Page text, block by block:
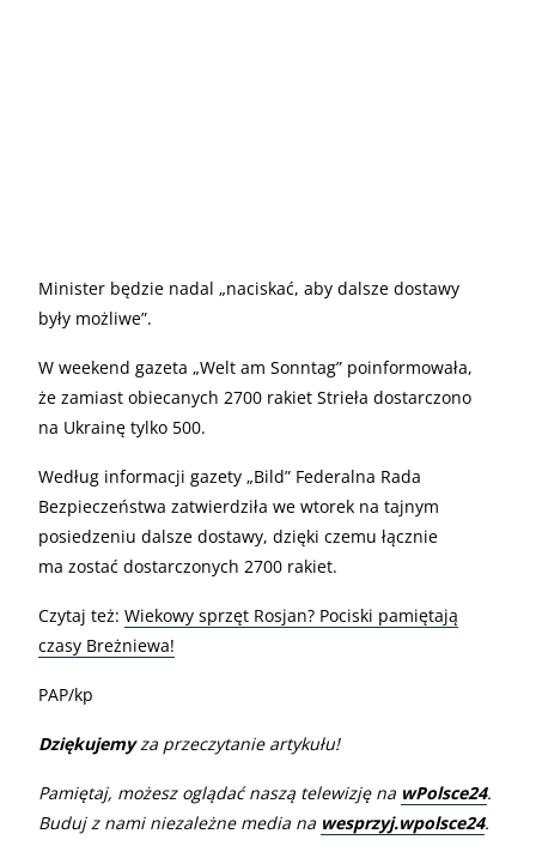
Minister będzie nadal „naciskać, aby dalsze dostawy
były możliwe”.
W weekend gazeta „Welt am Sonntag” poinformowała,
że zamiast obiecanych 2700 rakiet Strieła dostarczono
na Ukrainę tylko 500.
Według informacji gazety „Bild” Federalna Rada
Bezpieczeństwa zatwierdziła we wtorek na tajnym
posiedzeniu dalsze dostawy, dzięki czemu łącznie
ma zostać dostarczonych 2700 rakiet.
Czytaj też: Wiekowy sprzęt Rosjan? Pociski pamiętają
czasy Breżniewa!
PAP/kp
Dziękujemyza przeczytanie artykułu!
Pamiętaj, możesz oglądać naszą telewizję na wPolsce24.
Buduj z nami niezależne media na wesprzyj.wpolsce24.